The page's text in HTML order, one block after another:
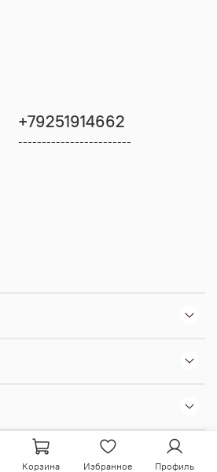
+79251914662
------------------------
Корзина Избранное Профиль